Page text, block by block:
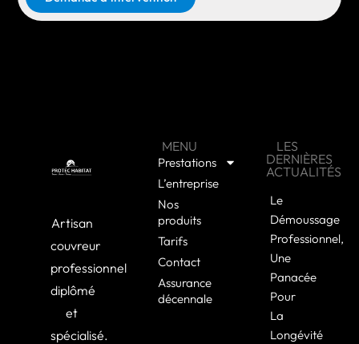
Artisan
couvreur
professionnel
diplômé
et
spécialisé.
MENU
Prestations
L’entreprise
Nos
produits
Tarifs
Contact
Assurance
décennale
LES
DERNIÈRES
ACTUALITÉS
Le
Démoussage
Professionnel,
Une
Panacée
Pour
La
Longévité